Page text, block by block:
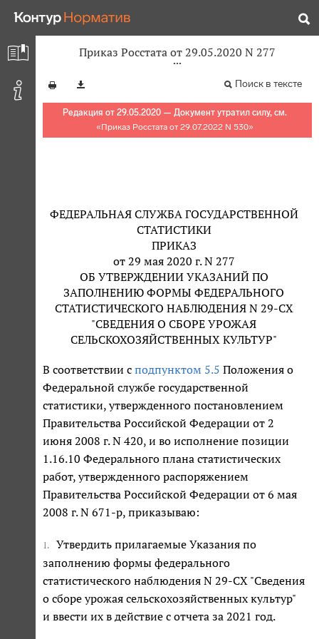
Приказ Росстата от 29.05.2020 N 277
Поиск в тексте
Редакция от 29.05.2020 — Документ утратил силу, см.
«Приказ Росстата от 29.07.2022 N 530»
ФЕДЕРАЛЬНАЯ СЛУЖБА ГОСУДАРСТВЕННОЙ
СТАТИСТИКИ
ПРИКАЗ
от 29 мая 2020 г. N 277
ОБ УТВЕРЖДЕНИИ УКАЗАНИЙ ПО
ЗАПОЛНЕНИЮ ФОРМЫ ФЕДЕРАЛЬНОГО
СТАТИСТИЧЕСКОГО НАБЛЮДЕНИЯ N 29-СХ
"СВЕДЕНИЯ О СБОРЕ УРОЖАЯ
СЕЛЬСКОХОЗЯЙСТВЕННЫХ КУЛЬТУР"
В соответствии с подпунктом 5.5 Положения о
Федеральной службе государственной
статистики, утвержденного постановлением
Правительства Российской Федерации от 2
июня 2008 г. N 420, и во исполнение позиции
1.16.10 Федерального плана статистических
работ, утвержденного распоряжением
Правительства Российской Федерации от 6 мая
2008 г. N 671-р, приказываю:
1.
Утвердить прилагаемые Указания по
заполнению формы федерального
статистического наблюдения N 29-СХ "Сведения
о сборе урожая сельскохозяйственных культур"
и ввести их в действие с отчета за 2021 год.